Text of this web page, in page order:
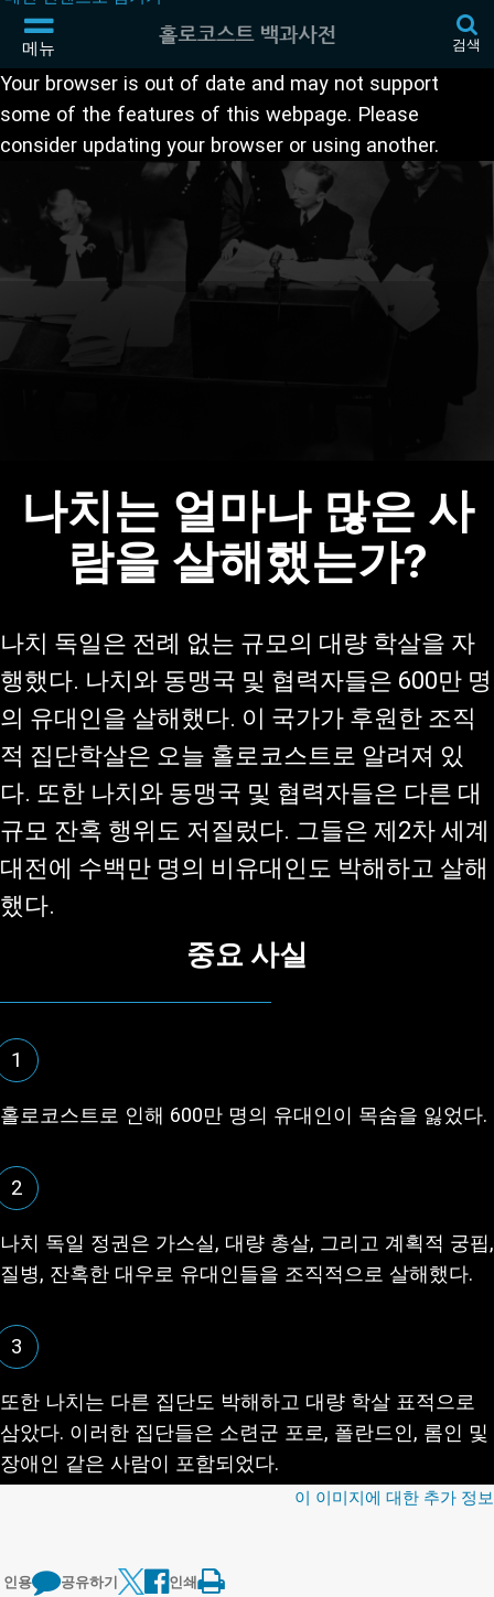
메뉴 검색
Your browser is out of date and may not support
some of the features of this webpage. Please
consider updating your browser or using another.
이 이미지에 대한 추가 정보
나치는 얼마나 많은 사
람을 살해했는가?
나치 독일은 전례 없는 규모의 대량 학살을 자
행했다. 나치와 동맹국 및 협력자들은 600만 명
의 유대인을 살해했다. 이 국가가 후원한 조직
적 집단학살은 오늘 홀로코스트로 알려져 있
다. 또한 나치와 동맹국 및 협력자들은 다른 대
규모 잔혹 행위도 저질렀다. 그들은 제2차 세계
대전에 수백만 명의 비유대인도 박해하고 살해
했다.
중요 사실
1
홀로코스트로 인해 600만 명의 유대인이 목숨을 잃었다.
2
나치 독일 정권은 가스실, 대량 총살, 그리고 계획적 궁핍,
질병, 잔혹한 대우로 유대인들을 조직적으로 살해했다.
3
또한 나치는 다른 집단도 박해하고 대량 학살 표적으로
삼았다. 이러한 집단들은 소련군 포로, 폴란드인, 롬인 및
장애인 같은 사람이 포함되었다.
인용 공유하기
인쇄